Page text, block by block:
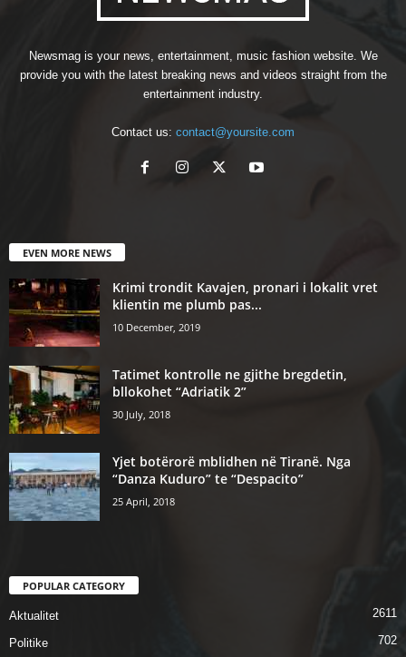
Newsmag is your news, entertainment, music fashion website. We
provide you with the latest breaking news and videos straight from the
entertainment industry.
Contact us: contact@yoursite.com
EVEN MORE NEWS
Krimi trondit Kavajen, pronari i lokalit vret
klientin me plumb pas...
10 December, 2019
Tatimet kontrolle ne gjithe bregdetin,
bllokohet “Adriatik 2”
30 July, 2018
Yjet botërorë mblidhen në Tiranë. Nga
“Danza Kuduro” te “Despacito”
25 April, 2018
POPULAR CATEGORY
Aktualitet 2611
Politike 702